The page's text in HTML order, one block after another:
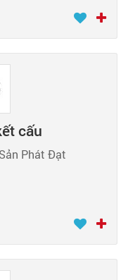
cấu
Phát Đạt